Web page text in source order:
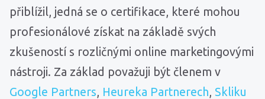
přiblížil, jedná se o certifikace, které mohou
profesionálové získat na základě svých
zkušeností s rozličnými online marketingovými
nástroji. Za základ považuji být členem v
Google Partners, Heureka Partnerech, Skliku